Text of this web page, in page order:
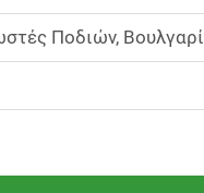
Ποδιών,